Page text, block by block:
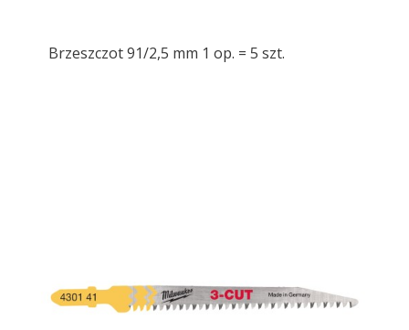
Brzeszczot 91/2,5 mm 1 op. = 5 szt.